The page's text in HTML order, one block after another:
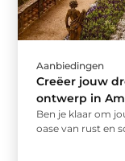
Aanbiedingen
Creëer jouw
ontwerp in
Ben je klaar om
oase van rust en